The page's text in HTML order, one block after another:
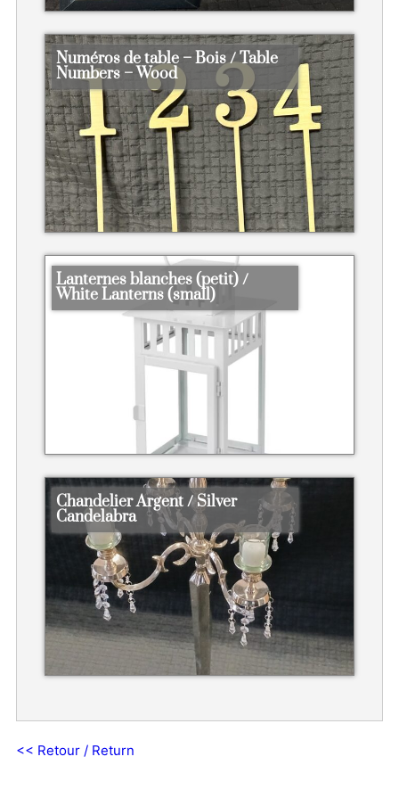
Numéros de table – Bois / Table
Numbers – Wood
Lanternes blanches (petit) /
White Lanterns (small)
Chandelier Argent / Silver
Candelabra
<< Retour / Return